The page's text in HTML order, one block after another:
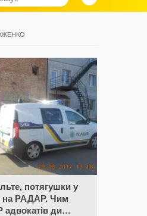
потягушки у
на РАДАР. Чим
адвокатів ди…